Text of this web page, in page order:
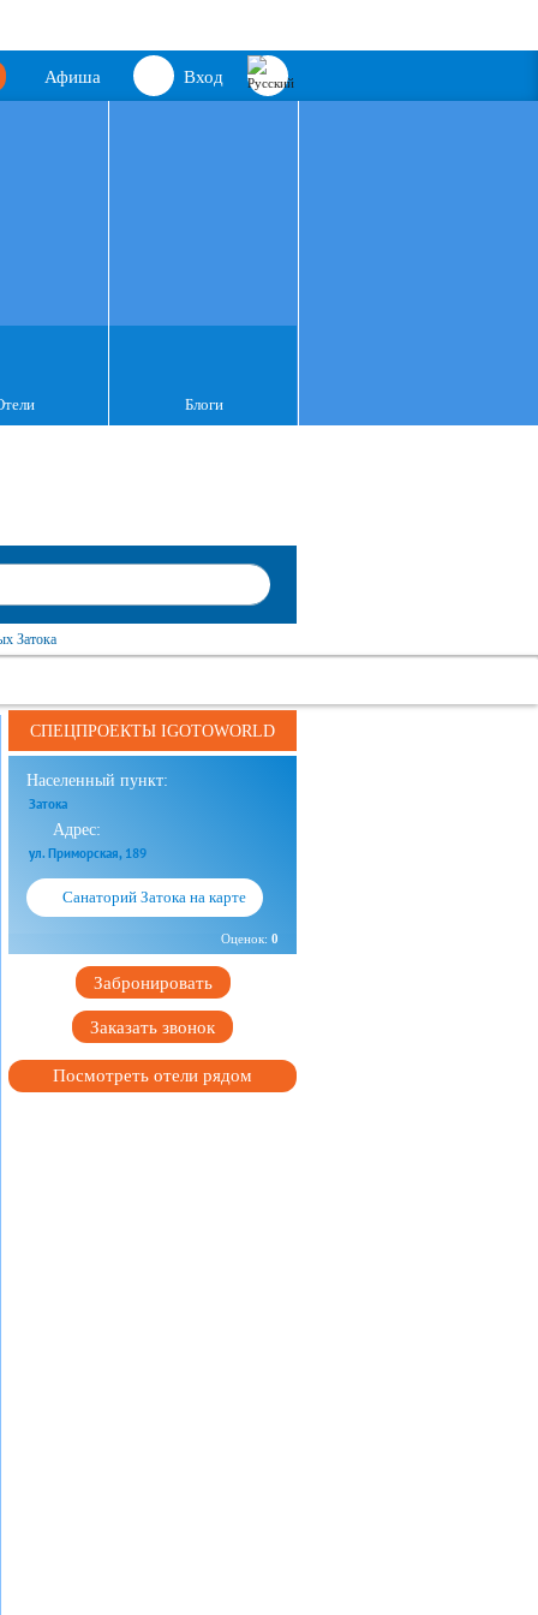
Вход
Афиша
Блоги
Затока
СПЕЦПРОЕКТЫ IGOTOWORLD
Населенный пункт:
Затока
Адрес:
ул. Приморская, 189
Санаторий Затока на карте
Оценок: 0
Забронировать
Заказать звонок
Посмотреть отели рядом